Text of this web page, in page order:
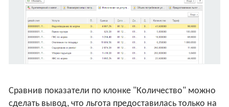
Сравнив показатели по клонке "Количество" можно
сделать вывод, что льгота предоставилась только на